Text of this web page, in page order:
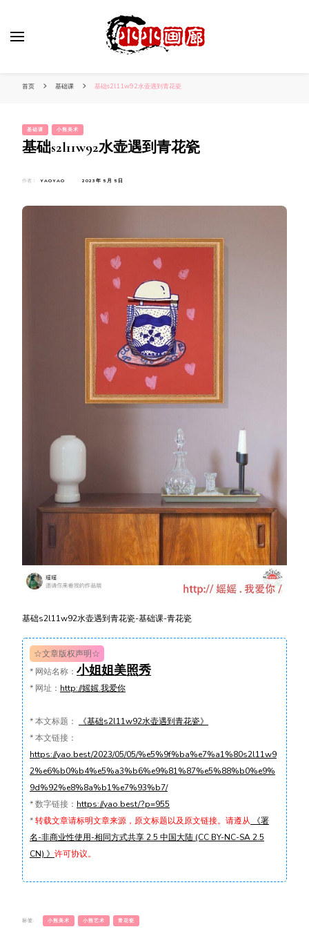
首页 基础课 基础s2l11w92水壶遇到青花瓷
基础课 小熊美术
基础s2l11w92水壶遇到青花瓷
作者： YAOYAO 2023年 5月 5日
基础s2l11w92水壶遇到青花瓷-基础课-青花瓷
☆文章版权声明☆
* 网站名称： 小姐姐美照秀
* 网址： http://媱媱.我爱你
*本文标题：
《基础s2l11w92水壶遇到青花瓷》
*本文链接：
https://yao.best/2023/05/05/%e5%9f%ba%e7%a1%80s2l11w9
2%e6%b0%b4%e5%a3%b6%e9%81%87%e5%88%b0%e9%
9d%92%e8%8a%b1%e7%93%b7/
*数字链接： https://yao.best/?p=955
*转载文章请标明文章来源，原文标题以及原文链接。请遵从 《署
名-非商业性使用-相同方式共享 2.5 中国大陆 (CC BY-NC-SA 2.5
CN) 》 许可协议。
标签: 小熊美术 小熊艺术 青花瓷